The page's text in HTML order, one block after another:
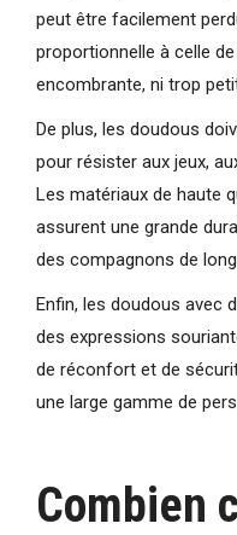
peut être facilement
proportionnelle à celle
encombrante, ni trop
De plus, les doudous
pour résister aux jeux,
Les matériaux de haute
assurent une grande
des compagnons de
Enfin, les doudous avec
des expressions
de réconfort et de
une large gamme de
Combien